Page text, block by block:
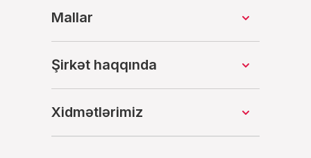
Mallar
Şirkət haqqında
Xidmətlərimiz